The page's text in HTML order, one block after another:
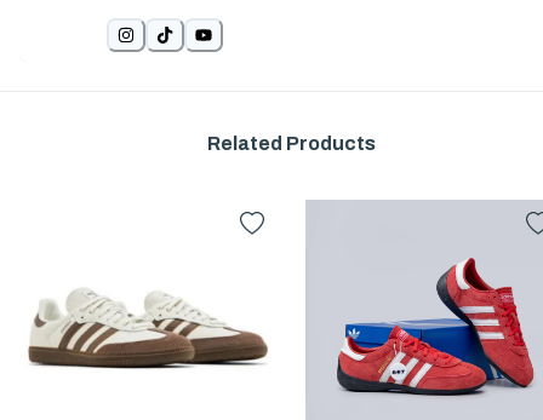
Related Products